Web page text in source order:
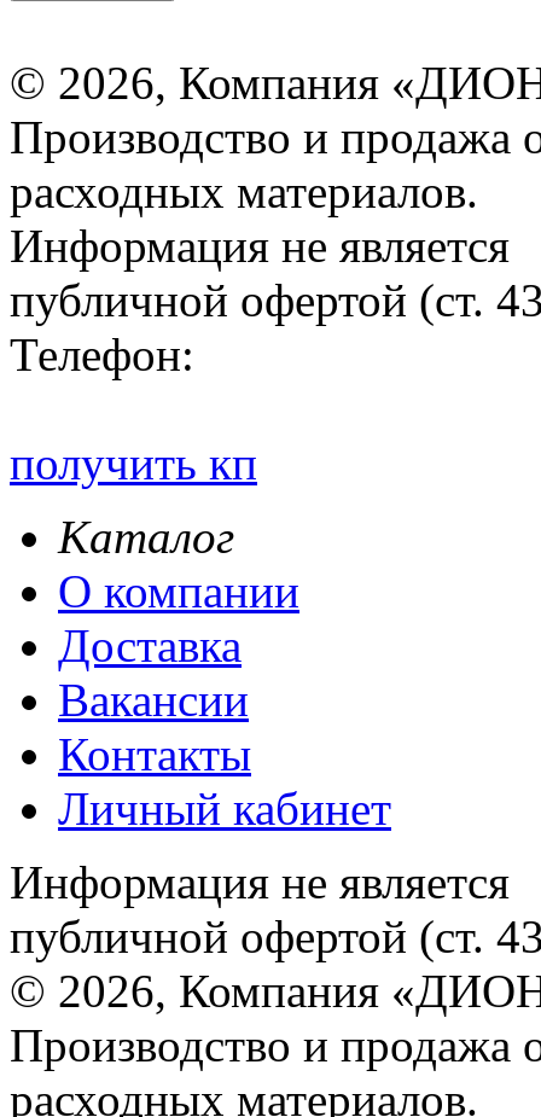
© 2026, Компания
Производство и продажа
расходных материалов.
Информация не является
публичной офертой (ст.
Телефон:
получить кп
Каталог
О компании
Доставка
Вакансии
Контакты
Личный кабинет
Информация не является
публичной офертой (ст.
© 2026, Компания
Производство и продажа
расходных материалов.